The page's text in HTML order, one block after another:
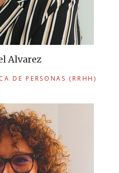
Alvarez
DE PERSONAS (RRHH)